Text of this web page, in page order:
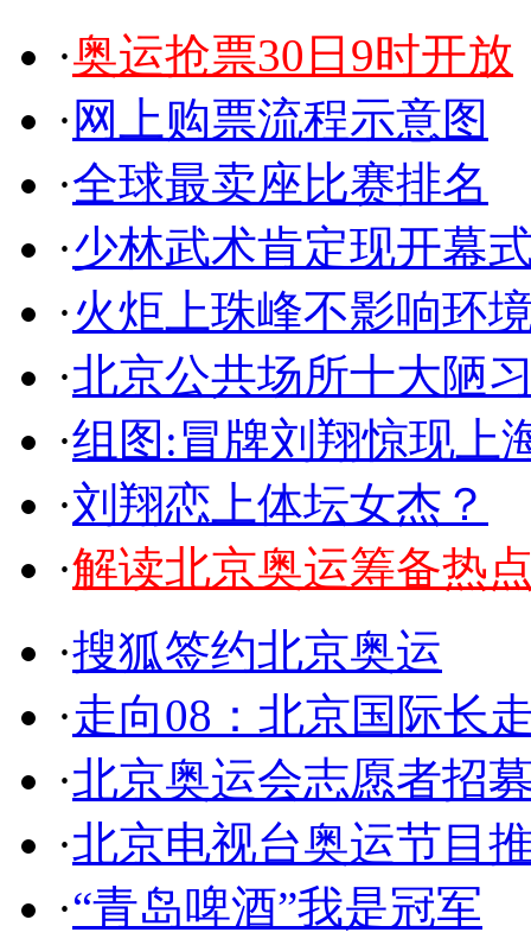
·奥运抢票30日9时开放
· 网上购票流程示意图
·全球最卖座比赛排名
·少林武术肯定现开幕
·火炬上珠峰不影响环
·北京公共场所十大陋
·组图:冒牌刘翔惊现上
·刘翔恋上体坛女杰？
·解读北京奥运筹备热
·搜狐签约北京奥运
·走向08：北京国际长
·北京奥运会志愿者招
·北京电视台奥运节目
·“青岛啤酒”我是冠军